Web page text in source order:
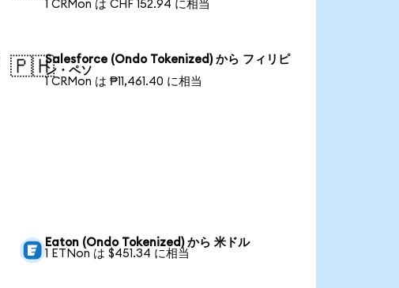
1 CRMon は CHF 152.94 に相当
🇵🇭Salesforce (Ondo Tokenized) から フィリピ
ン・ペソ
1 CRMon は ₱11,461.40 に相当
Eaton (Ondo Tokenized) から 米ドル
1 ETNon は $451.34 に相当